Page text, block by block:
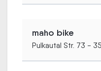
maho bike
Pulkautal Str. 73 -